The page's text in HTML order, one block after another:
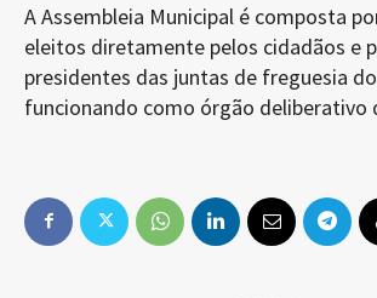
A Assembleia Municipal é composta
eleitos diretamente pelos cidadãos e
presidentes das juntas de freguesia
funcionando como órgão deliberativo